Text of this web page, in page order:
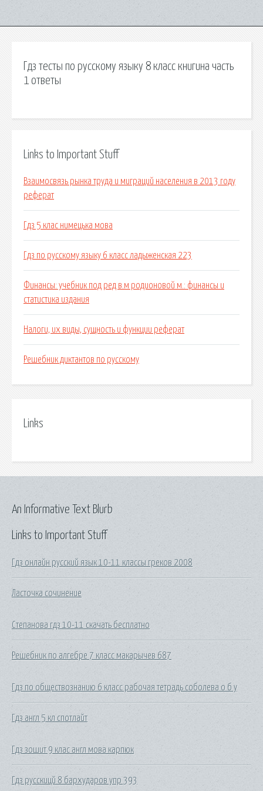
Гдз тесты по русскому языку 8 класс книгина часть
1 ответы
Links to Important Stuff
Взаимосвязь рынка труда и миграций населения в 2013 году
реферат
Гдз 5 клас нимецька мова
Гдз по русскому языку 6 класс ладыженская 223
Финансы: учебник под ред в.м родионовой м.: финансы и
статистика издания
Налоги, их виды, сущность и функции реферат
Решебник диктантов по русскому
Links
Links to Important Stuff
Гдз онлайн русский язык 10-11 классы греков 2008
Ласточка сочинение
Степанова гдз 10-11 скачать бесплатно
Решебник по алгебре 7 класс макарычев 687
Гдз по обществознанию 6 класс рабочая тетрадь соболева о б у
Гдз англ 5 кл спотлайт
Гдз зошит 9 клас англ мова карпюк
Гдз русскицй 8 бархударов упр 393
An Informative Text Blurb